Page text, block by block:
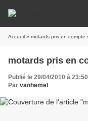
Accueil » motards pris en compte
motards pris en
Publié le 29/04/2010 à 23:50
Par vanhemel